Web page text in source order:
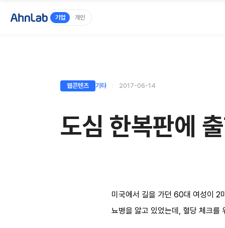
기업 개인
웹콘텐츠 기타 2017-06-14
도심 한복판에
미국에서 길을 가던 60대 여성이 2
뇨병을 앓고 있었는데, 혈당 체크를